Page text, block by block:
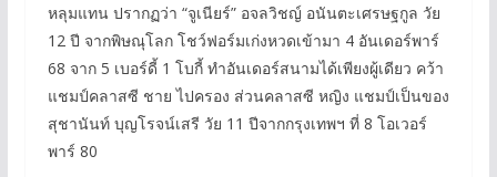
หลุมแทน ปรากฏว่า “จูเนียร์” อจลวิชญ์ อนันตะเศรษฐกูล วัย
12 ปี จากพิษณุโลก โชว์ฟอร์มเก่งหวดเข้ามา 4 อันเดอร์พาร์
68 จาก 5 เบอร์ดี้ 1 โบกี้ ทำอันเดอร์สนามได้เพียงผู้เดียว คว้า
แชมป์คลาสซี ชาย ไปครอง ส่วนคลาสซี หญิง แชมป์เป็นของ
สุชานันท์ บุญโรจน์เสรี วัย 11 ปีจากกรุงเทพฯ ที่ 8 โอเวอร์
พาร์ 80